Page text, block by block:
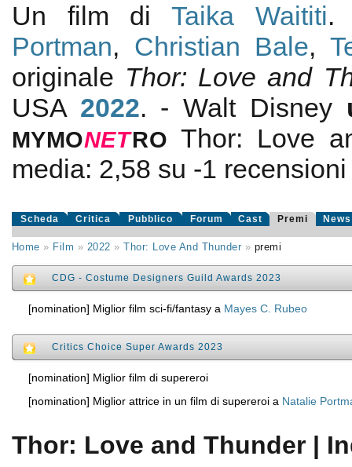
Un film diTaika Waititi.
Portman, Christian Bale,
originale Thor: Love and
USA 2022. - Walt Disney
MYMONETRO Thor: Love
media: 2,58 su -1
Scheda Critica Pubblico Forum Cast Premi News
Home » Film » 2022 »Thor: Love And Thunder » premi
CDG - Costume Designers Guild Awards 2023
[nomination] Miglior film sci-fi/fantasy a Mayes C. Rubeo
Critics Choice Super Awards 2023
[nomination] Miglior film di supereroi
[nomination] Miglior attrice in un film di supereroi a Natalie
Thor: Love and Thunder |